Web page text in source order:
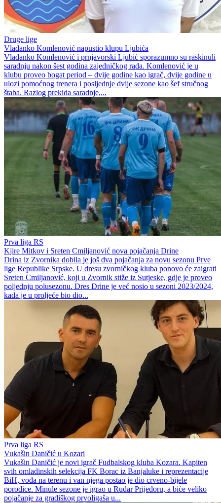
Druge lige
Vladanko Komlenović napustio klupu Ljubića
Vladanko Komlenović i prnjavorski Ljubić sporazumno su raskinuli
saradnju nakon šest godina zajedničkog rada. Komlenović je u
klubu proveo bogat period – dvije godine kao igrač, dvije godine u
ulozi pomoćnog trenera i posljednje dvije sezone kao šef stručnog
štaba. Razlog prekida saradnje,...
Prva liga RS
Kjire Mitkov i Sreten Cmiljanović nova pojačanja Drine
Drina iz Zvornika dobila je još dva pojačanja za novu sezonu Prve
lige Republike Srpske. U dresu zvorničkog kluba ponovo će zaigrati
Sreten Cmiljanović, koji u Zvornik stiže iz Sutjeske, gdje je proveo
poljednju polusezonu. Dres Drine je već nosio u sezoni 2023/2024,
kada je u proljeće bio dio...
Prva liga RS
Vukašin Daničić u Kozari
Vukašin Daničić je novi igrač Fudbalskog kluba Kozara. Kapiten
svih omladinskih selekcija FK Borac iz Banjaluke i reprezentacije
BiH, vođa na terenu i van njega postao je dio crveno-bijele
porodice. Minule sezone je igrao u Rudar Prijedoru, a biće veliko
pojačanje za gradiškog prvoligaša u...